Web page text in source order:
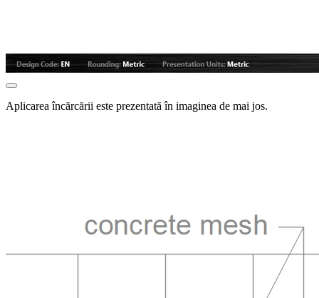
Aplicarea încărcării este prezentată în imaginea de mai jos.